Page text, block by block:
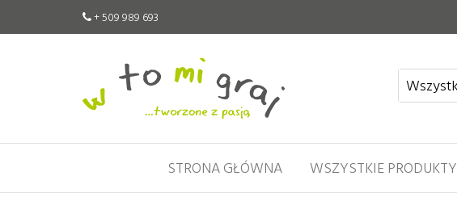
+ 509 989 693
graj
STRONA GŁÓWNA WSZYSTKIE PRODUKTY